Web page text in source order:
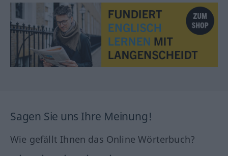
Sagen Sie uns Ihre Meinung!
Wie gefällt Ihnen das Online Wörterbuch?